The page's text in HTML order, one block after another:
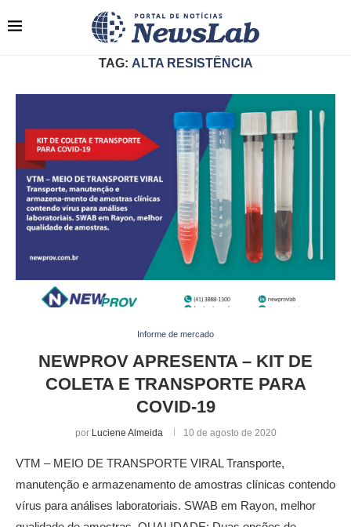
TAG: ALTA RESISTÊNCIA
Informe de mercado
NEWPROV APRESENTA – KIT DE
COLETA E TRANSPORTE PARA
COVID-19
por Luciene Almeida 10 de agosto de 2020
VTM – MEIO DE TRANSPORTE VIRAL Transporte,
manutenção e armazenamento de amostras clínicas contendo
vírus para análises laboratoriais. SWAB em Rayon, melhor